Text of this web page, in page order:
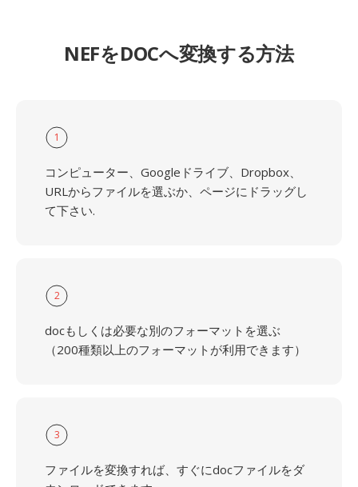
NEFをDOCへ変換する方法
1
コンピューター、Googleドライブ、Dropbox、
URLからファイルを選ぶか、ページにドラッグし
て下さい.
2
docもしくは必要な別のフォーマットを選ぶ
（200種類以上のフォーマットが利用できます）
3
ファイルを変換すれば、すぐにdocファイルをダ